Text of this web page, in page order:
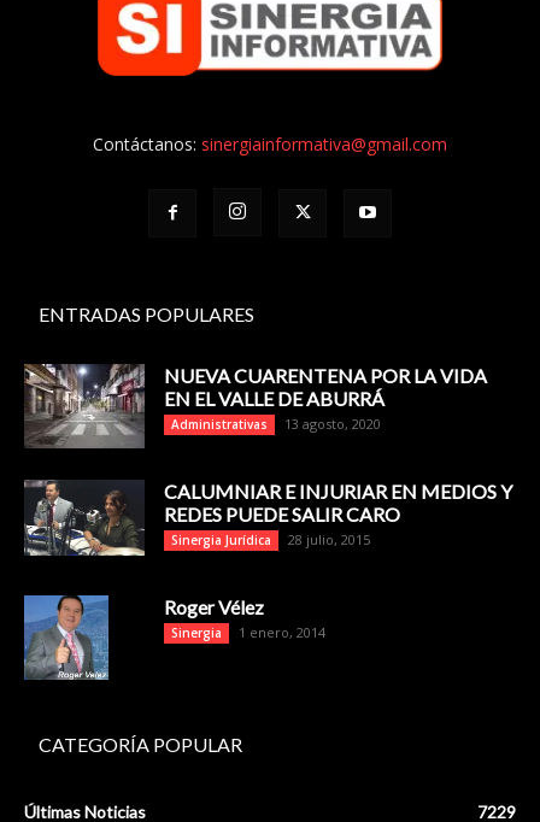
Contáctanos: sinergiainformativa@gmail.com
ENTRADAS POPULARES
NUEVA CUARENTENA POR LA VIDA
EN EL VALLE DE ABURRÁ
Administrativas 13 agosto, 2020
CALUMNIAR E INJURIAR EN MEDIOS Y
REDES PUEDE SALIR CARO
Sinergia Jurídica 28 julio, 2015
Roger Vélez
Sinergia 1 enero, 2014
CATEGORÍA POPULAR
Últimas Noticias 7229